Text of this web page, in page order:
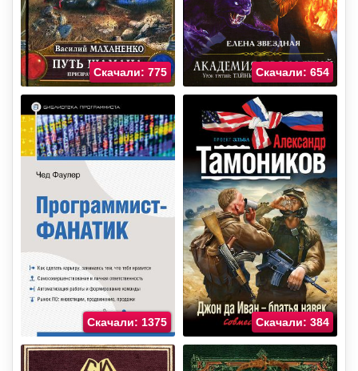
Скачали: 775 Скачали: 654
Скачали: 1375 Скачали: 384